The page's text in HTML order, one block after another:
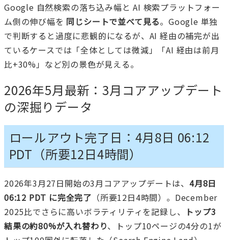
Google 自然検索の落ち込み幅と AI 検索プラットフォー
ム側の伸び幅を 同じシートで並べて見る。Google 単独
で判断すると過度に悲観的になるが、AI 経由の補完が出
ているケースでは「全体としては微減」「AI 経由は前月
比+30%」など別の景色が見える。
2026年5月最新：3月コアアップデート
の深掘りデータ
ロールアウト完了日：4月8日 06:12
PDT（所要12日4時間）
2026年3月27日開始の3月コアアップデートは、 4月8日
06:12 PDT に完全完了 （所要12日4時間）。December
2025比でさらに高いボラティリティを記録し、
トップ3
結果の約80%が入れ替わり、トップ10ページの4分の1が